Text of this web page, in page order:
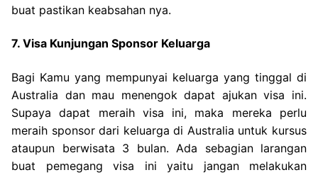
buat pastikan keabsahan nya.
7. Visa Kunjungan Sponsor Keluarga
Bagi Kamu yang mempunyai keluarga yang tinggal di
Australia dan mau menengok dapat ajukan visa ini.
Supaya dapat meraih visa ini, maka mereka perlu
meraih sponsor dari keluarga di Australia untuk kursus
ataupun berwisata 3 bulan. Ada sebagian larangan
buat pemegang visa ini yaitu jangan melakukan